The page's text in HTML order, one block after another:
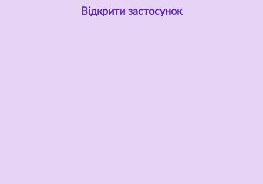
Відкрити застосунок